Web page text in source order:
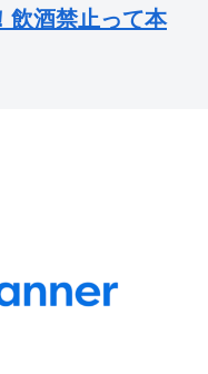
飲酒禁止って本